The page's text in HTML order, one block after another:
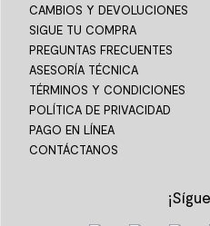
CAMBIOS Y DEVOLUCIONES
SIGUE TU COMPRA
PREGUNTAS FRECUENTES
ASESORÍA TÉCNICA
TÉRMINOS Y CONDICIONES
POLÍTICA DE PRIVACIDAD
PAGO EN LÍNEA
CONTÁCTANOS